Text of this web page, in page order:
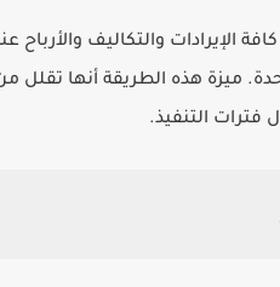
الإيرادات والتكاليف
ميزة هذه الطريقة أنها
فترات التنفيذ.